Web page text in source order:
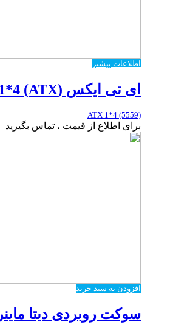
اطلاعات بیشتر
ای تی ایکس (ATX) 1*4 بین راهی
ATX 1*4 (5559)
برای اطلاع از قیمت ، تماس بگیرید
افزودن به سبد خرید
سوکت روبردی دیتا ماینر 9*2 صاف